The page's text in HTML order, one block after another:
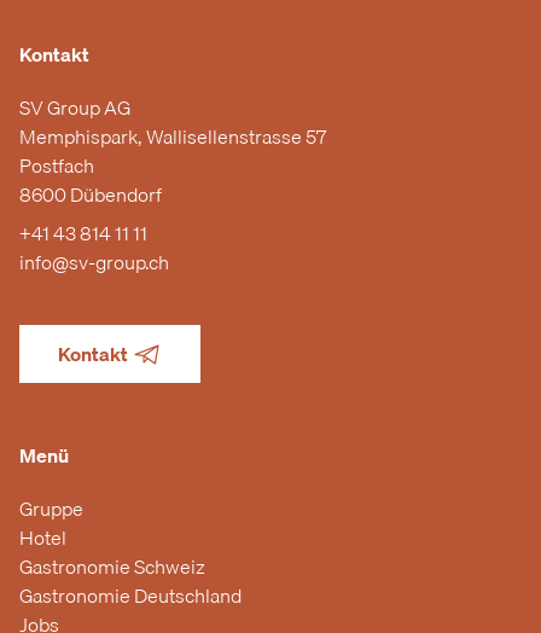
Kontakt
SV Group AG
Memphispark, Wallisellenstrasse 57
Postfach
8600 Dübendorf
+41 43 814 11 11
info@sv-group.ch
Kontakt
Menü
Gruppe
Hotel
Gastronomie Schweiz
Gastronomie Deutschland
Jobs